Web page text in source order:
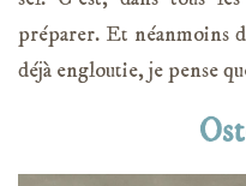
préparer. Et néanmoins
déjà engloutie, je pense